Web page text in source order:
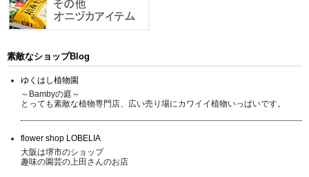
素敵なショップBlog
ゆくはし植物園
～Bambyの庭～
とっても素敵な植物専門店、広い売り場にカワイイ植物いっぱいです。
flower shop LOBELIA
大阪は堺市のショップ
趣味の園芸の上田さんのお店